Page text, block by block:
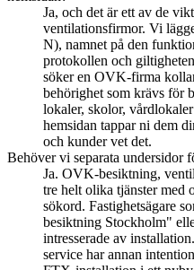
Ja, och det är ett av de
ventilationsfirmor. Vi
N), namnet på den
protokollen och
söker en OVK-firma
behörighet som krävs för
lokaler, skolor,
hemsidan tappar ni dem
och kunder vet det.
Behöver vi separata undersidor
Ja. OVK-besiktning,
tre helt olika tjänster med
sökord. Fastighetsägare
besiktning Stockholm"
intresserade av
service har annan